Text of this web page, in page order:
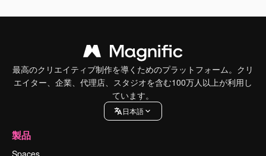
最高のクリエイティブ制作を導くためのプラットフォーム。クリ
エイター、企業、代理店、スタジオを含む100万人以上が利用し
ています。
日本語
製品
Spaces